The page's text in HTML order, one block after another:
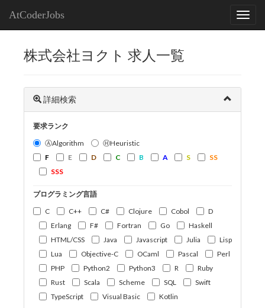
AtCoderJobs
株式会社ヨクト 求人一覧
詳細検索
要求ランク
ⒶAlgorithm
ⒽHeuristic
F
E D C B A S
SS
SSS
プログラミング言語
C
C++ C# Clojure Cobol
D
Erlang
F# Fortran Go
Haskell
HTML/CSS
Java Javascript Julia
Lisp
Lua
Objective-C OCaml Pascal
Perl
PHP
Python2 Python3 R
Ruby
Rust
Scala Scheme SQL
Swift
TypeScript
Visual Basic Kotlin